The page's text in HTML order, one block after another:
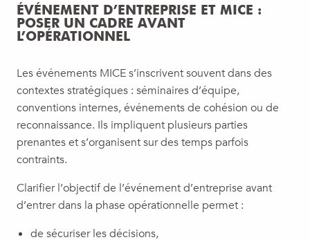
ÉVÉNEMENT D’ENTREPRISE ET MICE :
POSER UN CADRE AVANT
L’OPÉRATIONNEL
Les événements MICE s’inscrivent souvent dans des
contextes stratégiques : séminaires d’équipe,
conventions internes, événements de cohésion ou de
reconnaissance. Ils impliquent plusieurs parties
prenantes et s’organisent sur des temps parfois
contraints.
Clarifier l’objectif de l’événement d’entreprise avant
d’entrer dans la phase opérationnelle permet :
de sécuriser les décisions,